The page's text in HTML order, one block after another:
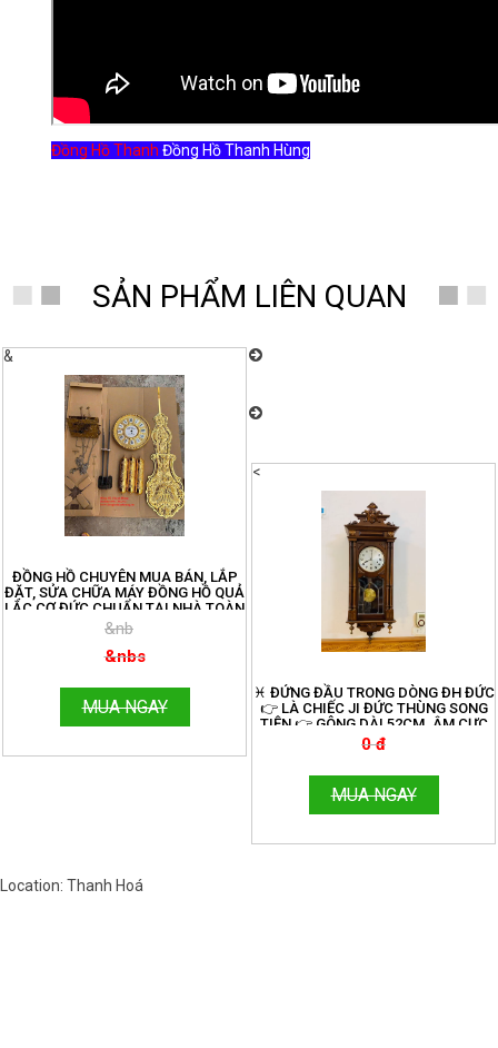
Đồng Hồ Thanh Đồng Hồ Thanh Hùng
SẢN PHẨM LIÊN QUAN
&
ĐỒNG HỒ CHUYÊN MUA BÁN, LẮP
ĐẶT, SỬA CHỮA MÁY ĐỒNG HỒ QUẢ
LẮC CƠ ĐỨC CHUẨN TẠI NHÀ TOÀN
QUỐC. ĐT:096.188.2921
&nb
&nbs
MUA NGAY
<
♓️ ĐỨNG ĐẦU TRONG DÒNG ĐH ĐỨC
👉 LÀ CHIẾC JI ĐỨC THÙNG SONG
TIỆN 👉 GÔNG DÀI 52CM. ÂM CƯC
ĐỈNH
0 đ
MUA NGAY
Location: Thanh Hoá